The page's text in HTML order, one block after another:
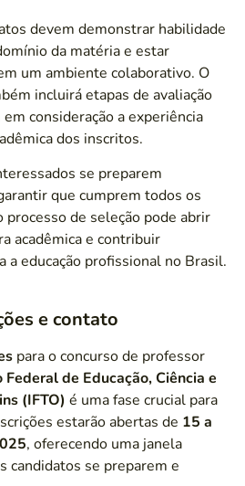
devem demonstrar habilidade
da matéria e estar
um ambiente colaborativo. O
incluirá etapas de avaliação
consideração a experiência
dos inscritos.
se preparem
que cumprem todos os
processo de seleção pode abrir
acadêmica e contribuir
a educação profissional no Brasil.
e contato
para o concurso de professor
de Educação, Ciência e
(IFTO) é uma fase crucial para
estarão abertas de 15 a
, oferecendo uma janela
candidatos se preparem e